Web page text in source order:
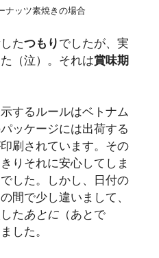
ナッツ素焼きの場合
たつもり でしたが、実
（泣）。それは賞味期
するルールはベトナム
ッケージには出荷する
刷されています。その
りそれに安心してしま
した。しかし、日付の
間で少し違いまして、
たあとに （あとで
した。